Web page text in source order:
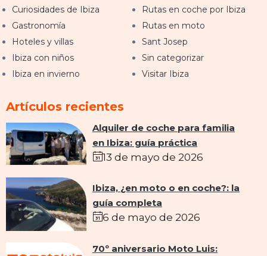
Curiosidades de Ibiza
Gastronomía
Hoteles y villas
Ibiza con niños
Ibiza en invierno
Rutas en coche por Ibiza
Rutas en moto
Sant Josep
Sin categorizar
Visitar Ibiza
Artículos recientes
Alquiler de coche para familia
en Ibiza: guía práctica
13 de mayo de 2026
Ibiza, ¿en moto o en coche?: la
guía completa
6 de mayo de 2026
70º aniversario Moto Luis: